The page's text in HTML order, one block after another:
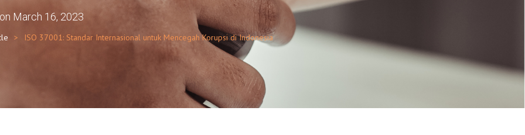
on March 16, 2023
ISO 37001: Standar Internasional untuk Mencegah Korupsi di Indonesia